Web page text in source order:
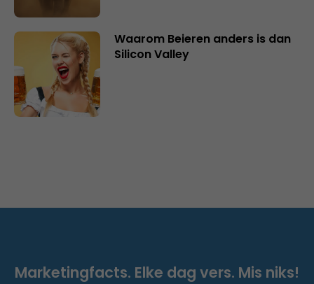
Waarom Beieren anders is dan
Silicon Valley
Marketingfacts. Elke dag vers. Mis niks!